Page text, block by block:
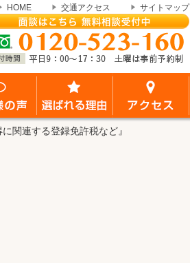
HOME 交通アクセス サイトマップ
関連する登録免許税など』